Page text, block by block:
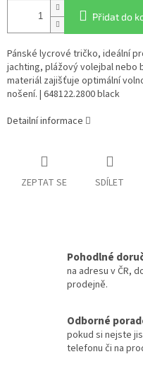
Přidat do
Pánské lycrové tričko, ideální
jachting, plážový volejbal nebo
materiál zajišťuje optimální
nošení. | 648122.2800 black
Detailní informace
ZEPTAT SE SDÍLET
Pohodlné
na adresu v ČR,
prodejně.
Odborné
pokud si nejste
telefonu či na